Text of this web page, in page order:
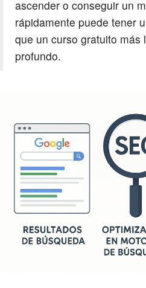
ascender o conseguir un
rápidamente puede tener
que un curso gratuito más
profundo.